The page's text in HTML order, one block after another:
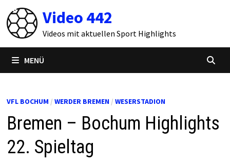
Zum
Inhalt
springen
Video 442
Videos mit aktuellen Sport Highlights
MENÜ
VFL BOCHUM / WERDER BREMEN/ WESERSTADION
Bremen – Bochum Highlights
22. Spieltag